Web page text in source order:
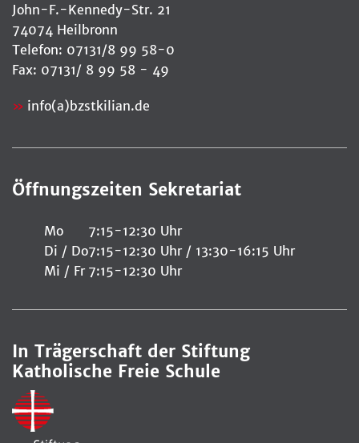
John-F.-Kennedy-Str. 21
74074 Heilbronn
Telefon: 07131/8 99 58-0
Fax: 07131/ 8 99 58 - 49
info(a)bzstkilian.de
Öffnungszeiten Sekretariat
Mo
7:15-12:30 Uhr
Di / Do7:15-12:30 Uhr / 13:30-16:15 Uhr
Mi / Fr 7:15-12:30 Uhr
In Trägerschaft der Stiftung
Katholische Freie Schule